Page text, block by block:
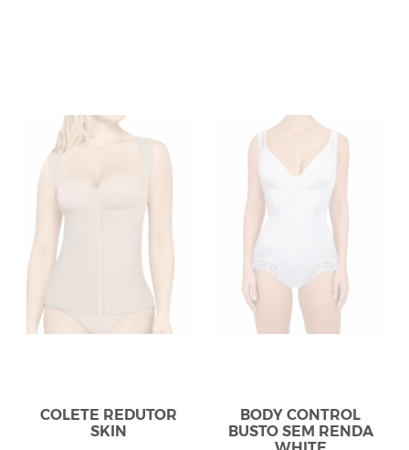
COLETE REDUTOR
SKIN
BODY CONTROL
BUSTO SEM RENDA